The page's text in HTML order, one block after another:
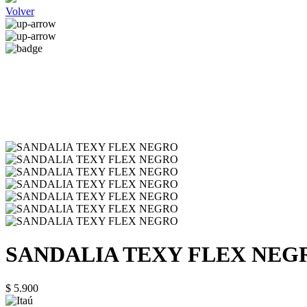
Volver
SANDALIA TEXY FLEX
$ 5.900